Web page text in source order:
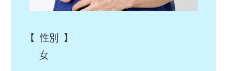
【 性別 】
女